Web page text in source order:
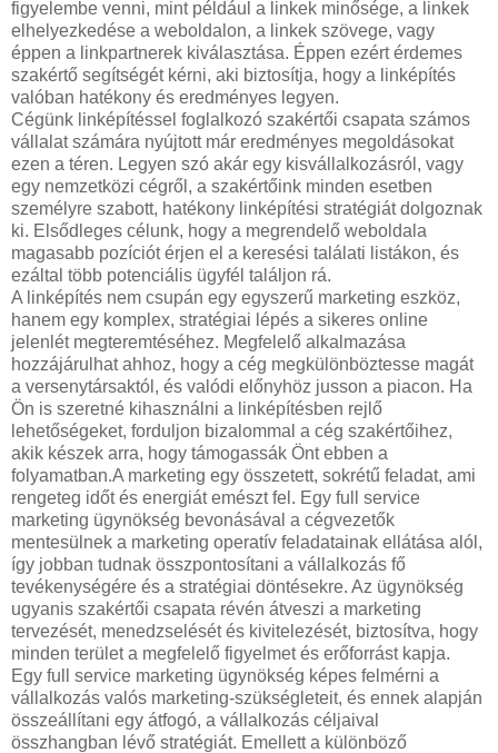
figyelembe venni, mint például a linkek minősége, a linkek
elhelyezkedése a weboldalon, a linkek szövege, vagy
éppen a linkpartnerek kiválasztása. Éppen ezért érdemes
szakértő segítségét kérni, aki biztosítja, hogy a linképítés
valóban hatékony és eredményes legyen.
Cégünk linképítéssel foglalkozó szakértői csapata számos
vállalat számára nyújtott már eredményes megoldásokat
ezen a téren. Legyen szó akár egy kisvállalkozásról, vagy
egy nemzetközi cégről, a szakértőink minden esetben
személyre szabott, hatékony linképítési stratégiát dolgoznak
ki. Elsődleges célunk, hogy a megrendelő weboldala
magasabb pozíciót érjen el a keresési találati listákon, és
ezáltal több potenciális ügyfél találjon rá.
A linképítés nem csupán egy egyszerű marketing eszköz,
hanem egy komplex, stratégiai lépés a sikeres online
jelenlét megteremtéséhez. Megfelelő alkalmazása
hozzájárulhat ahhoz, hogy a cég megkülönböztesse magát
a versenytársaktól, és valódi előnyhöz jusson a piacon. Ha
Ön is szeretné kihasználni a linképítésben rejlő
lehetőségeket, forduljon bizalommal a cég szakértőihez,
akik készek arra, hogy támogassák Önt ebben a
folyamatban.A marketing egy összetett, sokrétű feladat, ami
rengeteg időt és energiát emészt fel. Egy full service
marketing ügynökség bevonásával a cégvezetők
mentesülnek a marketing operatív feladatainak ellátása alól,
így jobban tudnak összpontosítani a vállalkozás fő
tevékenységére és a stratégiai döntésekre. Az ügynökség
ugyanis szakértői csapata révén átveszi a marketing
tervezését, menedzselését és kivitelezését, biztosítva, hogy
minden terület a megfelelő figyelmet és erőforrást kapja.
Egy full service marketing ügynökség képes felmérni a
vállalkozás valós marketing-szükségleteit, és ennek alapján
összeállítani egy átfogó, a vállalkozás céljaival
összhangban lévő stratégiát. Emellett a különböző